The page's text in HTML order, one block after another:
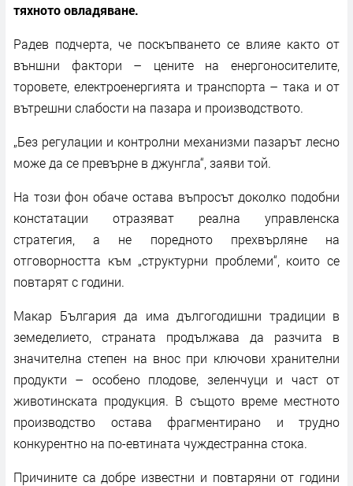
тяхното овладяване.
Радев подчерта, че поскъпването се влияе както от
външни фактори – цените на енергоносителите,
торовете, електроенергията и транспорта – така и от
вътрешни слабости на пазара и производството.
„Без регулации и контролни механизми пазарът лесно
може да се превърне в джунгла“, заяви той.
На този фон обаче остава въпросът доколко подобни
констатации отразяват реална управленска
стратегия, а не поредното прехвърляне на
отговорността към „структурни проблеми“, които се
повтарят с години.
Макар България да има дългогодишни традиции в
земеделието, страната продължава да разчита в
значителна степен на внос при ключови хранителни
продукти – особено плодове, зеленчуци и част от
животинската продукция. В същото време местното
производство остава фрагментирано и трудно
конкурентно на по-евтината чуждестранна стока.
Причините са добре известни и повтаряни от години